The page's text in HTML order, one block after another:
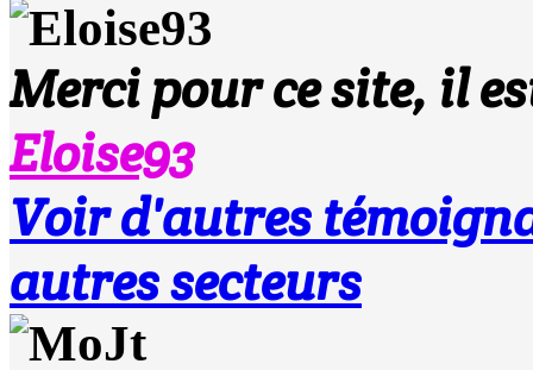
Merci pour ce site, il
Eloise93
Voir d'autres
autres secteurs